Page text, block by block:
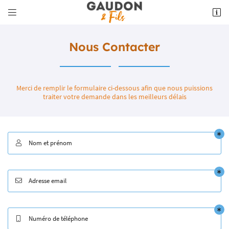
 
 Adresse email de réception
Nous Contacter
Merci de remplir le formulaire ci-dessous afin que nous puissions
traiter votre demande dans les meilleurs délais
 Nom et prénom
 Adresse email
Numéro de téléphone